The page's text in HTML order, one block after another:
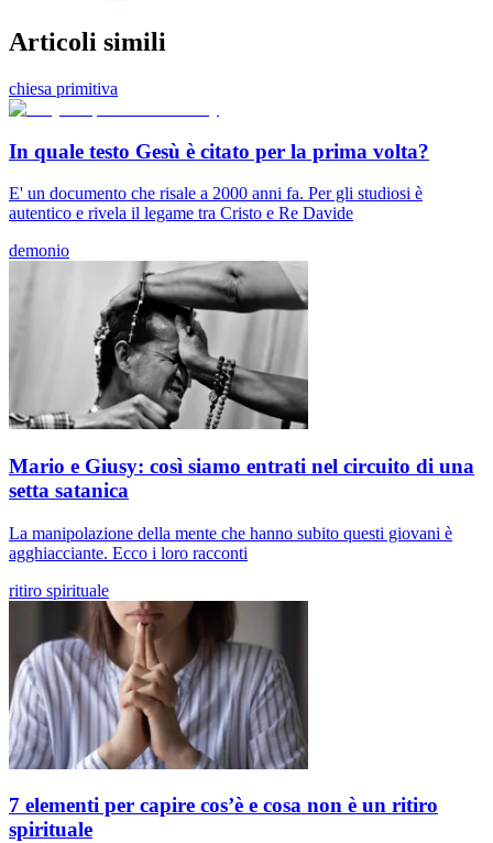
Articoli simili
chiesa primitiva
In quale testo Gesù è citato per la prima volta?
E' un documento che risale a 2000 anni fa. Per gli studiosi è
autentico e rivela il legame tra Cristo e Re Davide
demonio
Mario e Giusy: così siamo entrati nel circuito di una
setta satanica
La manipolazione della mente che hanno subito questi giovani è
agghiacciante. Ecco i loro racconti
ritiro spirituale
7 elementi per capire cos’è e cosa non è un ritiro
spirituale